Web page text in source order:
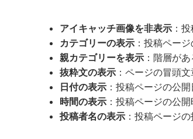
アイキャッチ画像を非表示 ：
カテゴリーの表示 ：投稿ペー
親カテゴリーを表示 ：階層が
抜粋文の表示 ：ページの冒頭
日付の表示 ：投稿ページの公
時間の表示 ：投稿ページの公
投稿者名の表示 ：投稿ページ